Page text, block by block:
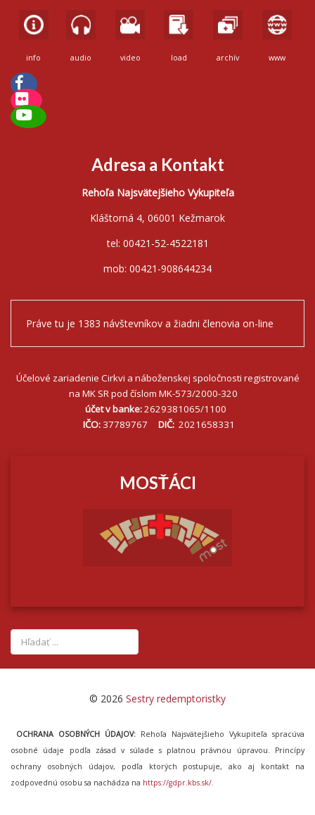
info audio video load archív www
Adresa a Kontakt
Rehoľa Najsvätejšieho Vykupiteľa
Kláštorná 4, 06001 Kežmarok
tel: 00421-52-4522181
mob: 00421-908644234
Práve tu je 1383 návštevníkov a žiadni členovia on-line
Účelové zariadenie Cirkvi a náboženskej spoločnosti registrované
na MK SR pod číslom MK-573/2000-320
účet v banke:2629381065/1100
IČO:37789767 DIČ:2021658331
MOSŤÁCI
© 2026 Sestry redemptoristky
OCHRANA OSOBNÝCH ÚDAJOV: Rehoľa Najsvätejšieho Vykupiteľa spracúva
osobné údaje podľa zásad v súlade s platnou právnou úpravou. Princípy
ochrany osobných údajov, podľa ktorých postupuje, ako aj kontakt na
zodpovednú osobu sa nachádza na https://gdpr.kbs.sk/